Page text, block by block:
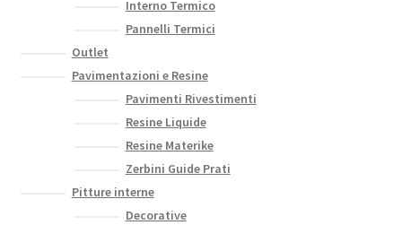
Interno Termico
Pannelli Termici
Outlet
Pavimentazioni e Resine
Pavimenti Rivestimenti
Resine Liquide
Resine Materike
Zerbini Guide Prati
Pitture interne
Decorative